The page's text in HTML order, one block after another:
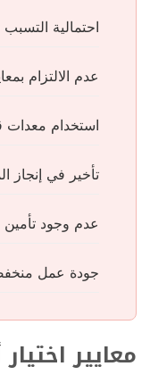
احتمالية
عدم الالتزام
استخدام معدات
تأخير في إنجاز
عدم وجود تأمين
جودة عمل
معايير